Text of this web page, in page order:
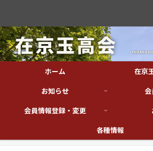
ホーム
在京
お知らせ
会員情報登録・変更
各種情報